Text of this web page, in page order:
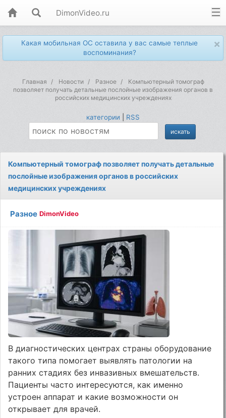
DimonVideo.ru
×
Какая мобильная ОС оставила у вас самые теплые
воспоминания?
Главная Новости Разное
Компьютерный томограф
позволяет получать детальные послойные изображения органов в
российских медицинских учреждениях
категории RSS
Компьютерный томограф позволяет получать детальные
послойные изображения органов в российских
медицинских учреждениях
Разное DimonVideo
В диагностических центрах страны оборудование
такого типа помогает выявлять патологии на
ранних стадиях без инвазивных вмешательств.
Пациенты часто интересуются, как именно
устроен аппарат и какие возможности он
открывает для врачей.